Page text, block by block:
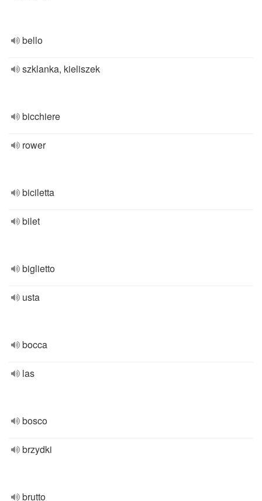
bello
szklanka, kieliszek
bicchiere
rower
biciletta
bilet
biglietto
usta
bocca
las
bosco
brzydki
brutto